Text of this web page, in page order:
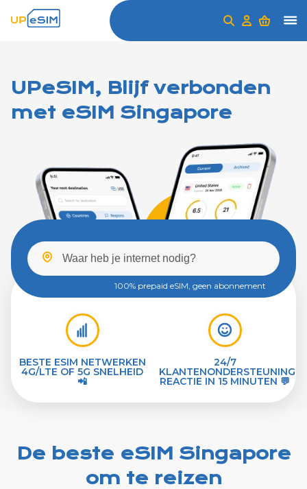
UPeSIM, Blijf verbonden
met eSIM Singapore
100% prepaid eSIM, geen abonnement
BESTE ESIM NETWERKEN
4G/LTE OF 5G SNELHEID
📲
24/7
KLANTENONDERSTEUNING
REACTIE IN 15 MINUTEN 💬
De beste eSIM Singapore
om te reizen